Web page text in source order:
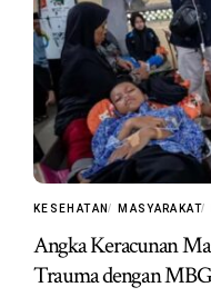
KESEHATAN MASYARAKAT
Angka Keracunan
Trauma dengan MBG